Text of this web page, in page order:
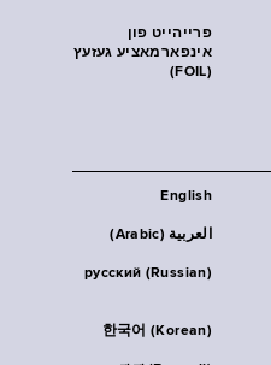
פרייהייט פון
אינפארמאציע געזעץ
(FOIL)
English
العربية (Arabic)
русский (Russian)
한국어 (Korean)